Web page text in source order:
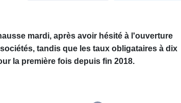
mardi, après avoir hésité à l'ouverture
tandis que les taux obligataires à dix
la première fois depuis fin 2018.